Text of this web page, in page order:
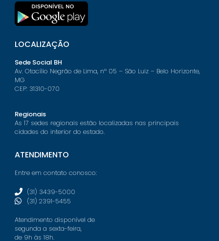
LOCALIZAÇÃO
Sede Social BH
Av. Otacílio Negrão de Lima, nº 05 – São Luiz – Belo Horizonte,
MG
CEP: 31310-070
Regionais
As 17 sedes regionais estão localizadas nas principais
cidades do interior do estado.
ATENDIMENTO
Entre em contato conosco:
(31) 3439-5000
(31) 2391-5455
Atendimento disponível de
segunda a sexta-feira,
de 9h às 18h.